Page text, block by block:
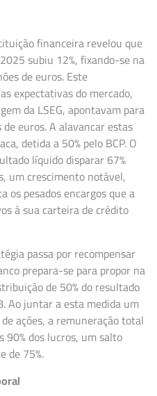
financeira revelou que
subiu 12%, fixando-se na
de euros. Este
expectativas do mercado,
da LSEG, apontavam para
euros. A alavancar estas
detida a 50% pelo BCP. O
líquido disparar 67%
um crescimento notável,
os pesados encargos que a
à sua carteira de crédito
passa por recompensar
prepara-se para propor na
de 50% do resultado
Ao juntar a esta medida um
ações, a remuneração total
dos lucros, um salto
de 75%.